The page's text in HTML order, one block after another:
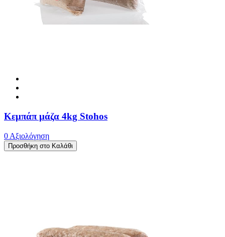
Κεμπάπ μάζα 4kg Stohos
0 Αξιολόγηση
Προσθήκη στο Καλάθι